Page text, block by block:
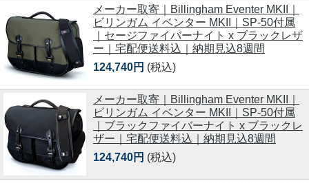
メーカー取寄｜Billingham Eventer MKII｜
ビリンガム イベンター MKII｜SP-50付属
｜セージファイバーナイト x ブラックレザ
ー｜宅配便送料込｜納期見込8週間
124,740円 (税込)
メーカー取寄｜Billingham Eventer MKII｜
ビリンガム イベンター MKII｜SP-50付属
｜ブラックファイバーナイト x ブラックレ
ザー｜宅配便送料込｜納期見込8週間
124,740円 (税込)